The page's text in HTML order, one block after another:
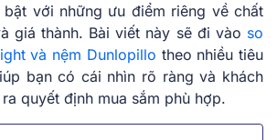
với những ưu điểm riêng về chất
giá thành. Bài viết này sẽ đi vào so
và nệm Dunlopillo theo nhiều tiêu
bạn có cái nhìn rõ ràng và khách
quyết định mua sắm phù hợp.